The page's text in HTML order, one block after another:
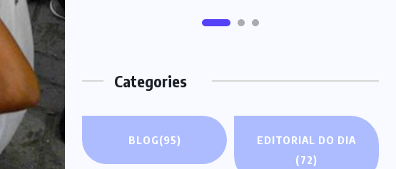
Categories
BLOG(95)
EDITORIAL DO DIA
(72)